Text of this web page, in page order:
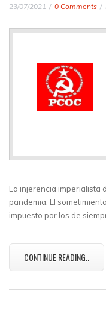
23/07/2021 0 Comments
La injerencia imperialista
pandemia. El
impuesto por los de
CONTINUE READING..